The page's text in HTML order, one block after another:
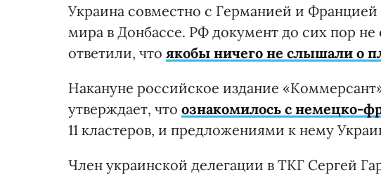
Украина совместно с Германией и Францией
мира в Донбассе. РФ документ до сих пор
ответили, что якобы ничего не слышали о
Накануне российское издание
утверждает, что ознакомилось с немецко-
11 кластеров, и предложениями к нему
Член украинской делегации в ТКГ Сергей